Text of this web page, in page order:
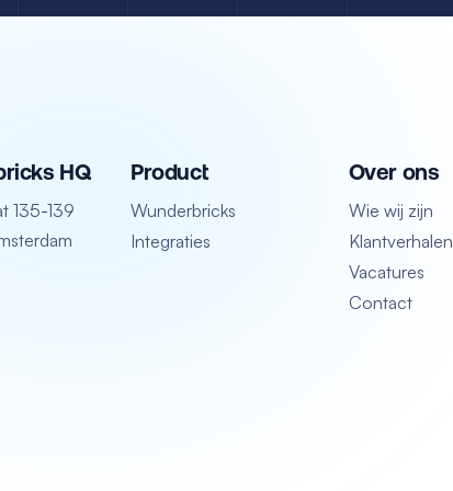
HQ
135-139
Product
Wunderbricks
Integraties
Over ons
Wie wij zijn
Klantverhalen
Vacatures
Contact